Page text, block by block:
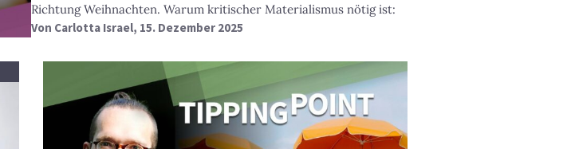
Richtung Weihnachten. Warum kritischer Materialismus nötig ist:
Von Carlotta Israel, 15. Dezember 2025